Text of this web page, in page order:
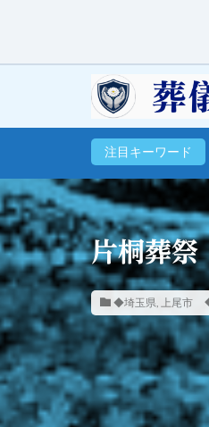
注目キーワード
片桐葬祭
◆埼玉県, 上尾市